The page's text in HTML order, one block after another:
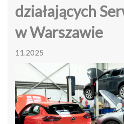
działających
w Warszawie
11.2025